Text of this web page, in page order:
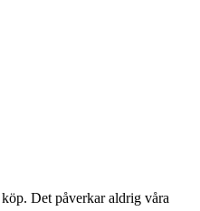
Det påverkar aldrig våra